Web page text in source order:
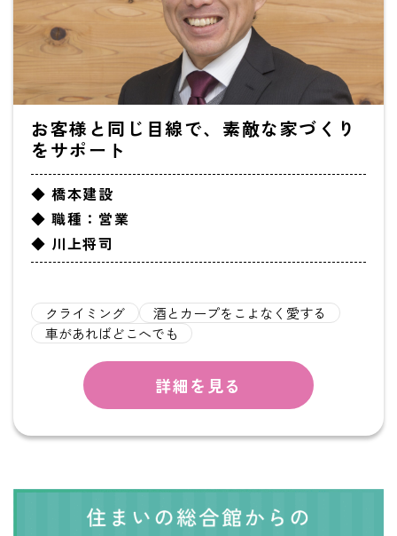
お客様と同じ目線で、素敵な家づくり
をサポート
◆ 橋本建設
◆ 職種：営業
◆ 川上将司
クライミング
酒とカープをこよなく愛する
車があればどこへでも
詳細を見る